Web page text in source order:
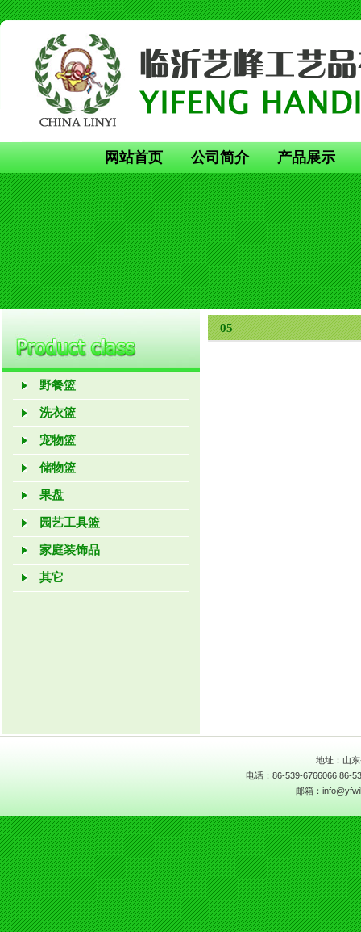
网站首页 公司简介 产品展示
野餐篮
洗衣篮
宠物篮
储物篮
果盘
园艺工具篮
家庭装饰品
其它
05
地址：山
电话：86-539-6766066 86-
邮箱：